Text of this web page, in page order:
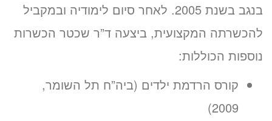
בנגב בשנת 2005. לאחר סיום לימודיה ובמקביל
להכשרתה המקצועית, ביצעה ד”ר שכטר הכשרות
נוספות הכוללות:
קורס הרדמת ילדים (ביה”ח תל השומר,
2009)